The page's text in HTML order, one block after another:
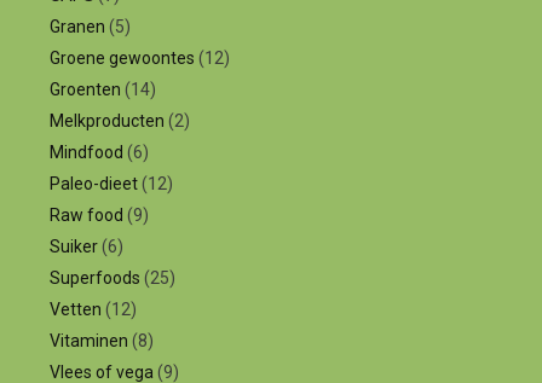
Granen (5)
Groene gewoontes (12)
Groenten (14)
Melkproducten (2)
Mindfood (6)
Paleo-dieet(12)
Raw food (9)
Suiker(6)
Superfoods (25)
Vetten (12)
Vitaminen (8)
Vlees of vega (9)